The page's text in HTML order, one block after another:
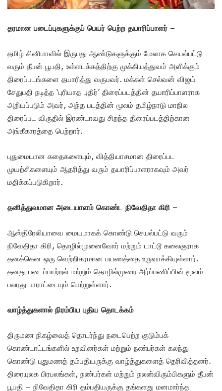
தரமான படைப்புகளுக்குப் பெயர் பெற்ற தயாரிப்பாளர் –
தமிழ் சினிமாவில் இருபது ஆண்டுகளுக்கும் மேலாக செயல்பட்டு
வரும் தீபன் பூபதி, உள்ளடக்கத்திற்கு முக்கியத்துவம் அளிக்கும்
திரைப்படங்களை தயாரித்து வருபவர். மக்கள் செல்வன் விஜய்
சேதுபதி நடித்த ‘புரியாத புதிர்’ திரைப்படத்தின் தயாரிப்பாளராக
அறியப்படும் அவர், அந்த படத்தின் மூலம் தமிழ்நாடு மாநில
திரைப்பட விருதில் இரண்டாவது சிறந்த திரைப்படத்திற்கான
அங்கீகாரத்தை பெற்றார்.
புதுமையான கதைகளையும், வித்தியாசமான திரைப்பட
முயற்சிகளையும் ஆதரித்து வரும் தயாரிப்பாளராகவும் அவர்
மதிக்கப்படுகிறார்.
தனித்துவமான அடையாளம் கொண்ட நிவேதிதா கிரி –
ஆஸ்திரேலியாவை மையமாகக் கொண்டு செயல்பட்டு வரும்
நிவேதிதா கிரி, தொழில்முனைவோர் மற்றும் டாட்டூ கலைஞராக
தனக்கென ஒரு வெற்றிகரமான பயணத்தை உருவாக்கியுள்ளார்.
தனது படைப்பாற்றல் மற்றும் தொழில்முறை அர்ப்பணிப்பின் மூலம்
பலரது பாராட்டையும் பெற்றுள்ளார்.
வாழ்த்துகளால் நிரம்பிய புதிய தொடக்கம்
திருமண நிகழ்வைத் தொடர்ந்து நடைபெற்ற குடும்பக்
கொண்டாட்டங்களில் உறவினர்கள் மற்றும் நண்பர்கள் கலந்து
கொண்டு புதுமணத் தம்பதியருக்கு வாழ்த்துகளைத் தெரிவித்தனர்.
திரையுலக பிரபலங்கள், நண்பர்கள் மற்றும் நலன்விரும்பிகளும் தீபன்
பூபதி – நிவேதிதா கிரி தம்பதியருக்கு தங்களது மனமார்ந்த